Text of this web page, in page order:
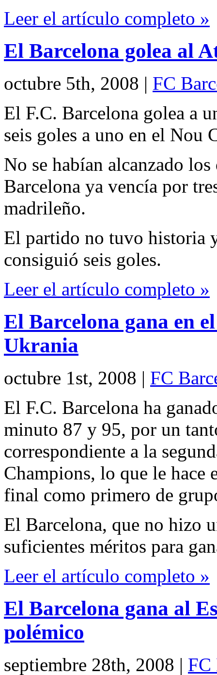
Leer el artículo completo »
El Barcelona golea al
octubre 5th, 2008 | FC
El F.C. Barcelona golea a
seis goles a uno en el Nou
No se habían alcanzado
Barcelona ya vencía por
madrileño.
El partido no tuvo historia
consiguió seis goles.
Leer el artículo completo »
El Barcelona gana en
Ukrania
octubre 1st, 2008 | FC
El F.C. Barcelona ha
minuto 87 y 95, por un
correspondiente a la
Champions, lo que le hace
final como primero de
El Barcelona, que no hizo
suficientes méritos para
Leer el artículo completo »
El Barcelona gana al
polémico
septiembre 28th, 2008 | FC